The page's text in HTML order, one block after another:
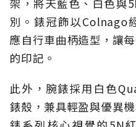
別。錶冠飾以Colnago
應自行車曲柄造型，讓
的印記。
此外，腕錶採用白色
錶殼，兼具輕盈與優異